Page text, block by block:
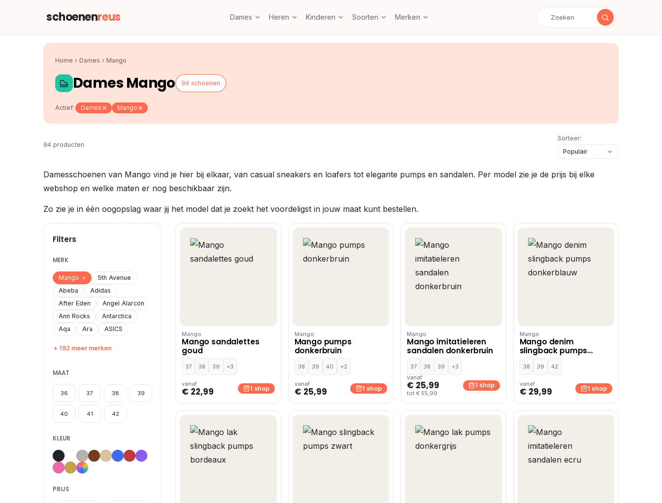
schoenenreus Dames Heren Kinderen Soorten Merken
Home › Dames › Mango
Dames Mango 94 schoenen
Actief: Dames Mango
94 producten
Sorteer:
Damesschoenen van Mango vind je hier bij elkaar, van casual sneakers en loafers tot elegante pumps en sandalen. Per model zie je de prijs bij elke
webshop en welke maten er nog beschikbaar zijn.
Zo zie je in één oogopslag waar jij het model dat je zoekt het voordeligst in jouw maat kunt bestellen.
Filters
MERK
Mango ×
5th Avenue
Abeba
Adidas
After Eden
Angel Alarcon
Ann Rocks
Antarctica
Aqa
Ara ASICS
+ 192 meer merken
MAAT
36 37 38 39
40 41 42
KLEUR
PRIJS
Mango
Mango sandalettes
goud
37 38 39 +3
vanaf
€ 22,99 1 shop
Mango
Mango pumps
donkerbruin
38 39 40 +2
vanaf
€ 25,99 1 shop
Mango
Mango imitatieleren
sandalen donkerbruin
37 38 39
+3
vanaf
€ 25,99
tot € 55,99
1 shop
Mango
Mango denim
slingback pumps
donkerblauw
38 39 42
vanaf
€ 29,99 1 shop